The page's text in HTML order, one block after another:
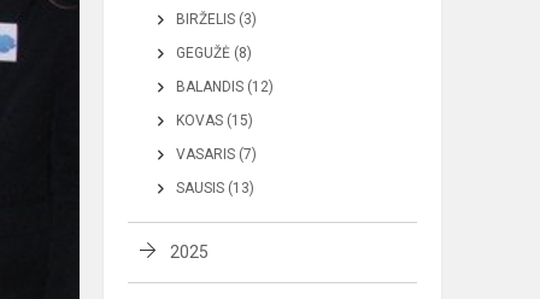
BIRŽELIS (3)
GEGUŽĖ (8)
BALANDIS (12)
KOVAS (15)
VASARIS (7)
SAUSIS (13)
2025